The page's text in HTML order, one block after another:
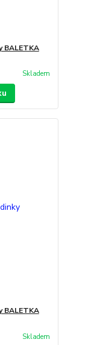
BALETKA
Skladem
BALETKA
Skladem